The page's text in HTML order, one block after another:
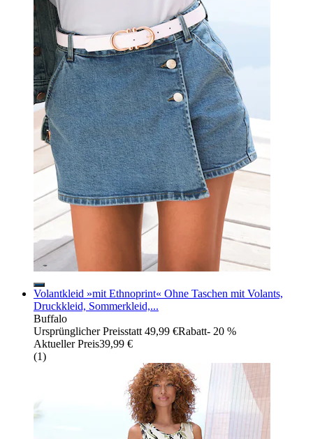
Volantkleid »mit Ethnoprint« Ohne Taschen mit Volants,
Druckkleid, Sommerkleid,...
Buffalo
Ursprünglicher Preisstatt 49,99 €Rabatt- 20 %
Aktueller Preis39,99 €
(1)